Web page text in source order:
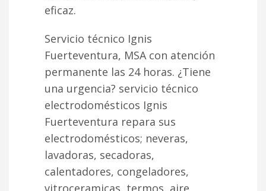
eficaz.
Servicio técnico Ignis
Fuerteventura, MSA con atención
permanente las 24 horas. ¿Tiene
una urgencia? servicio técnico
electrodomésticos Ignis
Fuerteventura repara sus
electrodomésticos; neveras,
lavadoras, secadoras,
calentadores, congeladores,
vitroceramicas, termos, aire